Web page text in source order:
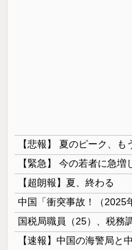
【悲報】 夏のピーク、
【超朗報】夏、終わる